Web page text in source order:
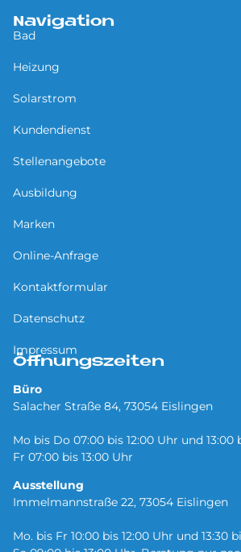
Navigation
Bad
Heizung
Solarstrom
Kundendienst
Stellenangebote
Ausbildung
Marken
Online-Anfrage
Kontaktformular
Datenschutz
Impressum
Öffnungszeiten
Büro
Salacher Straße 84, 73054 Eislingen
Mo bis Do 07:00 bis 12:00 Uhr und 13:00
Fr 07:00 bis 13:00 Uhr
Ausstellung
Immelmannstraße 22, 73054 Eislingen
Mo. bis Fr 10:00 bis 12:00 Uhr und 13:30